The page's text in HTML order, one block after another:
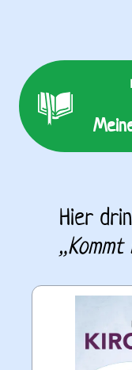
Hier
„